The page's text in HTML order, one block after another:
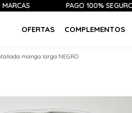
PAGO 100% SEGURO
OFERTAS COMPLEMENTOS
manga larga NEGRO